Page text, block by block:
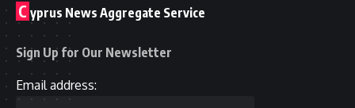
C yprus News Aggregate Service
Sign Up for Our Newsletter
Email address: